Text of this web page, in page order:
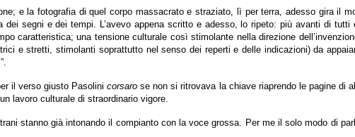
e la fotografia di quel corpo massacrato e straziato, lì per terra, adesso gira il
dei segni e dei tempi. L’avevo appena scritto e adesso, lo ripeto: più avanti di
caratteristica; una tensione culturale così stimolante nella direzione
e stretti, stimolanti soprattutto nel senso dei reperti e delle indicazioni) da
il verso giusto Pasolinicorsaro se non si ritrovava la chiave riaprendo le pagine di
lavoro culturale di straordinario vigore.
stanno già intonando il compianto con la voce grossa. Per me il solo modo di